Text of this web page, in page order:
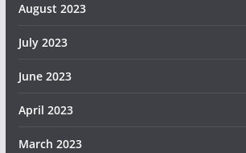
August 2023
July 2023
June 2023
April 2023
March 2023